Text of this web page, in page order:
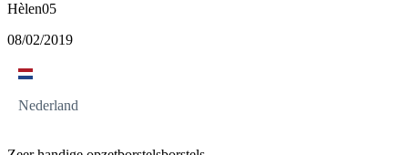
Hèlen05
08/02/2019
Nederland